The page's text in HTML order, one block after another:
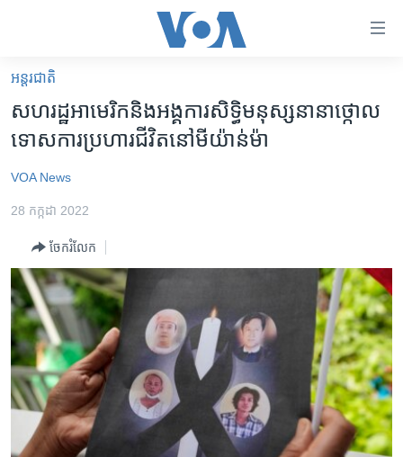
គេហទំព័រ​
ទាក់ទង
និង​
ទំព័រ​
ម្តង
រំលង​
ចូល​
ទៅ​
ទំព័រ​
រចនា
រំលង​
អន្តរជាតិ
ហេឡូវីអូអេ
កម្ពុជាច្នៃប្រតិដ្ឋ
ព្រឹត្តិការណ៍ព័ត៌មាន
ទូរទស្សន៍ / វីដេអូ​
វិទ្យុ / ផតខាសថ៍
កម្មវិធីទាំងអស់
Khmer English
អន្តរជាតិ
សហរដ្ឋ​អាមេរិក​និង​អង្គការ​សិទ្ធិ​មនុស្ស​នានា​ថ្កោល
ទោស​ការ​ប្រហារ​ជីវិត​នៅ​មីយ៉ាន់ម៉ា
VOA News
28 កក្កដា 2022
ចែករំលែក